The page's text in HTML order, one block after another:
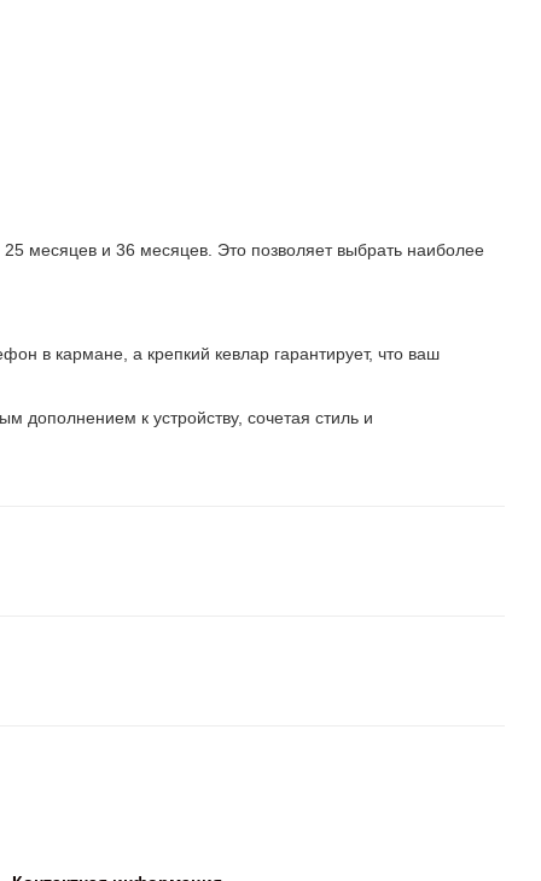
месяцев и 36 месяцев. Это позволяет выбрать наиболее
в кармане, а крепкий кевлар гарантирует, что ваш
дополнением к устройству, сочетая стиль и